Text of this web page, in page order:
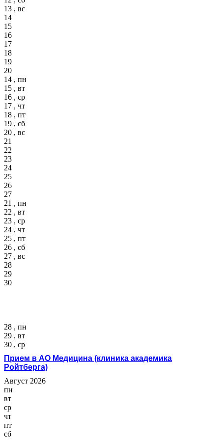
13 , вс
14
15
16
17
18
19
20
14 , пн
15 , вт
16 , ср
17 , чт
18 , пт
19 , сб
20 , вс
21
22
23
24
25
26
27
21 , пн
22 , вт
23 , ср
24 , чт
25 , пт
26 , сб
27 , вс
28
29
30
28 , пн
29 , вт
30 , ср
Прием в АО Медицина (клиника академика
Ройтберга)
Август 2026
пн
вт
ср
чт
пт
сб